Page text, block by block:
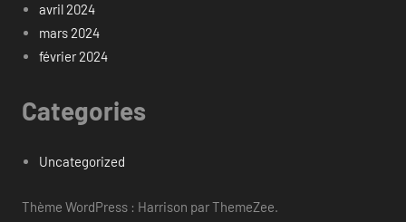
avril 2024
mars 2024
février 2024
Categories
Uncategorized
Thème WordPress : Harrison par ThemeZee.